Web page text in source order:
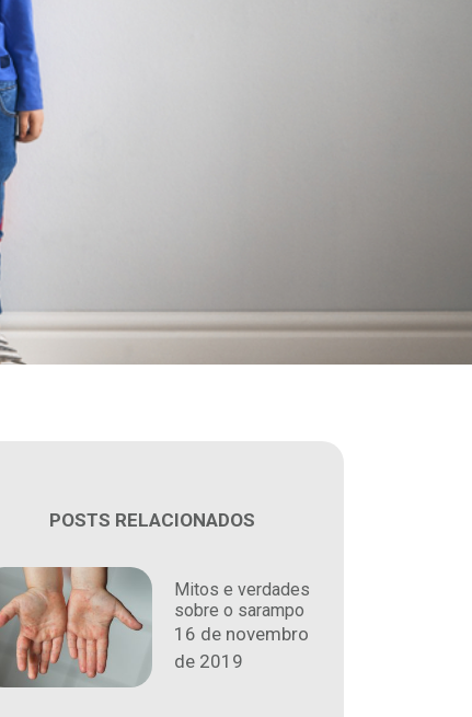
POSTS RELACIONADOS
Mitos e verdades
sobre o sarampo
16 de novembro
de 2019